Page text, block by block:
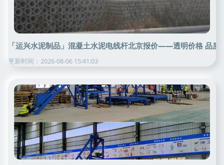
「运兴水泥制品」混凝土水泥电线杆北京报价——透明价格 品质
更新时间：2026-08-06 15:41:03